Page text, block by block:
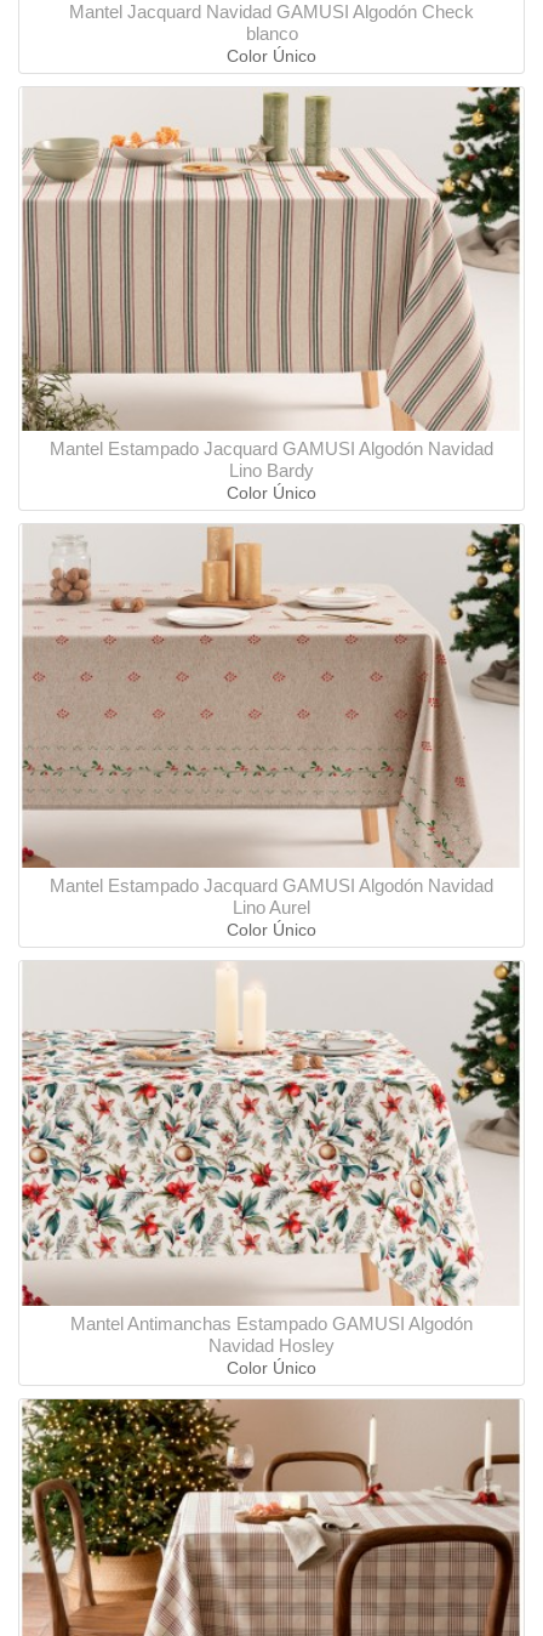
Mantel Jacquard Navidad GAMUSI Algodón Check
blanco
Color Único
Mantel Estampado Jacquard GAMUSI Algodón Navidad
Lino Bardy
Color Único
Mantel Estampado Jacquard GAMUSI Algodón Navidad
Lino Aurel
Color Único
Mantel Antimanchas Estampado GAMUSI Algodón
Navidad Hosley
Color Único